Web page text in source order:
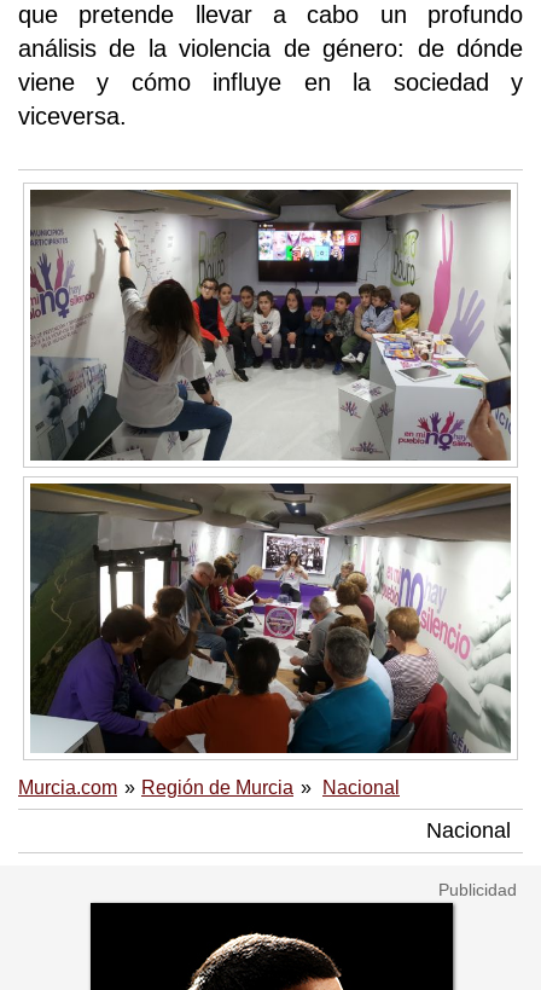
que pretende llevar a cabo un profundo
análisis de la violencia de género: de dónde
viene y cómo influye en la sociedad y
viceversa.
Murcia.com Región de Murcia Nacional
Nacional